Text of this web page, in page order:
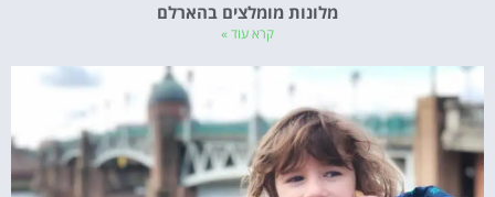
מלונות מומלצים בהארלם
קרא עוד »